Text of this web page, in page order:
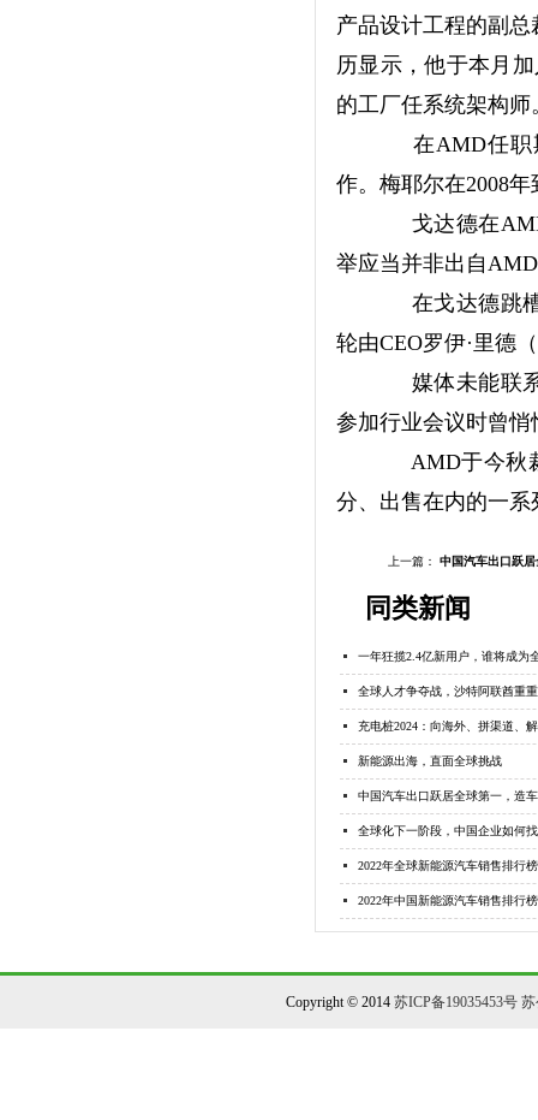
产品设计工程的副
历显示，他于本月
的工厂任系统架构师
在AMD任职期
作。梅耶尔在2008
戈达德在AMD
举应当并非出自
在戈达德跳槽
轮由CEO罗伊·里德
媒体未能联系
参加行业会议时曾
AMD于今秋裁
分、出售在内的一
上一篇： 中国汽车出口跃
同类新闻
一年狂揽2.4亿新用户，谁将成为
全球人才争夺战，沙特阿联酋重
充电桩2024：向海外、拼渠道、
新能源出海，直面全球挑战
中国汽车出口跃居全球第一，造
全球化下一阶段，中国企业如何
2022年全球新能源汽车销售排行榜
2022年中国新能源汽车销售排行榜
Copyright © 2014苏ICP备19035453号 苏